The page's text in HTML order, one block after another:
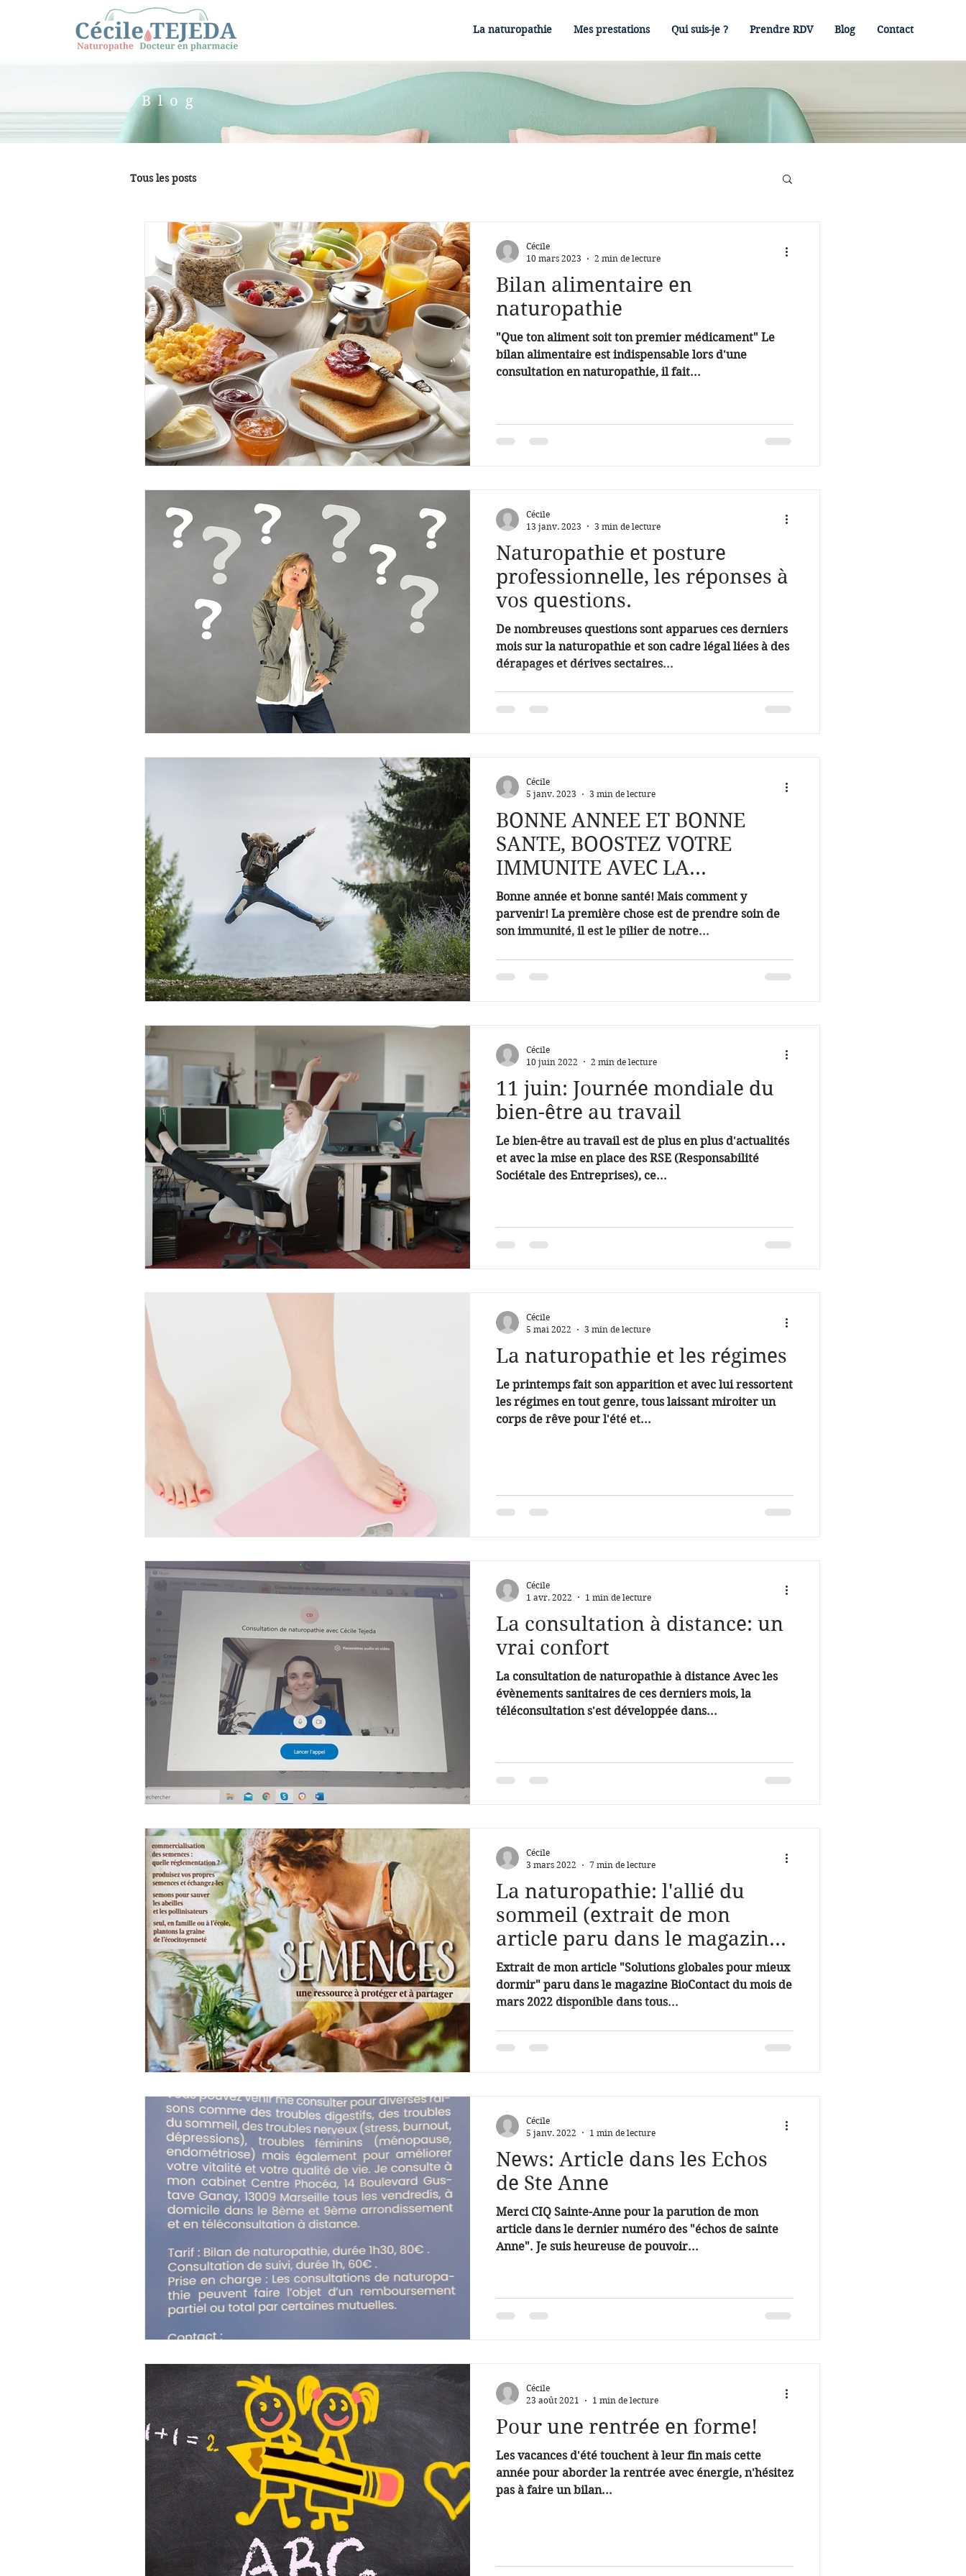
La naturopathie Mes prestations Qui suis-je ? Prendre RDV Blog Contact
Blog
Tous les posts
Bilan alimentaire en
naturopathie
"Que ton aliment soit ton premier médicament" Le
bilan alimentaire est indispensable lors d'une
consultation en naturopathie, il fait...
Cécile
10 mars 2023
2 min de lecture
Naturopathie et posture
professionnelle, les réponses à
vos questions.
De nombreuses questions sont apparues ces derniers
mois sur la naturopathie et son cadre légal liées à des
dérapages et dérives sectaires...
Cécile
13 janv. 2023
3 min de lecture
BONNE ANNEE ET BONNE
SANTE, BOOSTEZ VOTRE
IMMUNITE AVEC LA
NATUROPATHIE
Bonne année et bonne santé! Mais comment y
parvenir! La première chose est de prendre soin de
son immunité, il est le pilier de notre...
Cécile
5 janv. 2023
3 min de lecture
11 juin: Journée mondiale du
bien-être au travail
Le bien-être au travail est de plus en plus d'actualités
et avec la mise en place des RSE (Responsabilité
Sociétale des Entreprises), ce...
Cécile
10 juin 2022
2 min de lecture
La naturopathie et les régimes
Le printemps fait son apparition et avec lui ressortent
les régimes en tout genre, tous laissant miroiter un
corps de rêve pour l'été et...
Cécile
5 mai 2022
3 min de lecture
La consultation à distance: un
vrai confort
La consultation de naturopathie à distance Avec les
évènements sanitaires de ces derniers mois, la
téléconsultation s'est développée dans...
Cécile
1 avr. 2022
1 min de lecture
La naturopathie: l'allié du
sommeil (extrait de mon
article paru dans le magazine
BioContact)
Extrait de mon article "Solutions globales pour mieux
dormir" paru dans le magazine BioContact du mois de
mars 2022 disponible dans tous...
Cécile
3 mars 2022
7 min de lecture
News: Article dans les Echos
de Ste Anne
Merci CIQ Sainte-Anne pour la parution de mon
article dans le dernier numéro des "échos de sainte
Anne". Je suis heureuse de pouvoir...
Cécile
5 janv. 2022
1 min de lecture
Pour une rentrée en forme!
Les vacances d'été touchent à leur fin mais cette
année pour aborder la rentrée avec énergie, n'hésitez
pas à faire un bilan...
Cécile
23 août 2021
1 min de lecture